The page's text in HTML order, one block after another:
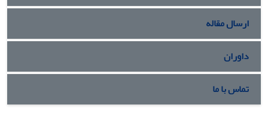
ارسال مقاله
داوران
تماس با ما